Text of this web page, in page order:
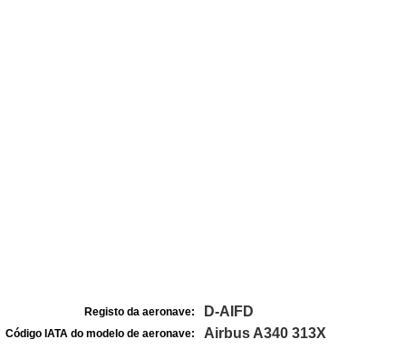
Registo da aeronave: D-AIFD
Código IATA do modelo de aeronave: Airbus A340 313X